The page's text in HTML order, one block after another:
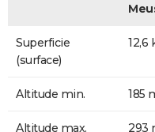
Superficie
(surface)
12,6
Altitude min. 185
Altitude max. 293